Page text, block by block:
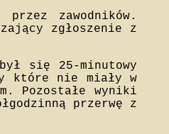
zawodników.
zgłoszenie z
się 25-minutowy
które nie miały w
Pozostałe wyniki
przerwę z